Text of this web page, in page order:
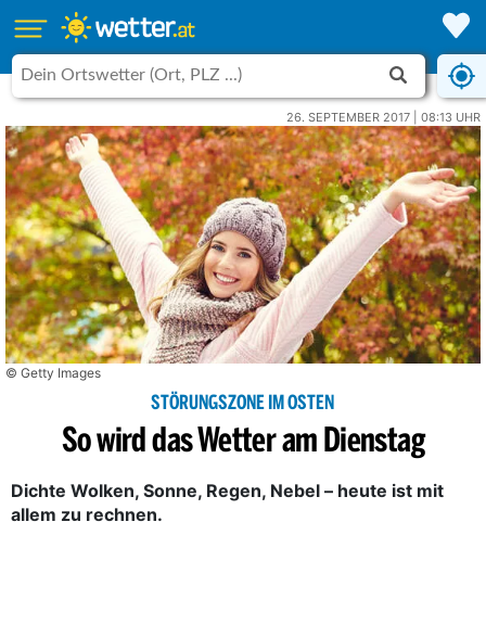
26. SEPTEMBER 2017 | 08:13 UHR
© Getty Images
STÖRUNGSZONE IM OSTEN
So wird das Wetter am Dienstag
Dichte Wolken, Sonne, Regen, Nebel – heute ist mit
allem zu rechnen.